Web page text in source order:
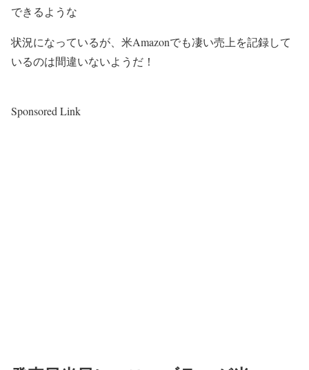
できるような
状況になっているが、米Amazonでも凄い売上を記録して
いるのは間違いないようだ！
Sponsored Link